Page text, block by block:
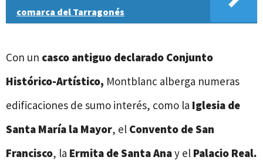
comarca del Tarragonés
Con un casco antiguo declarado Conjunto
Histórico-Artístico, Montblanc alberga numeras
edificaciones de sumo interés, como la Iglesia de
Santa María la Mayor, el Convento de San
Francisco, la Ermita de Santa Anay el Palacio Real.